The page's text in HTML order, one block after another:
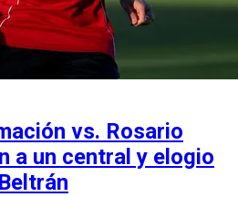
vs. Rosario
a un central y elogio